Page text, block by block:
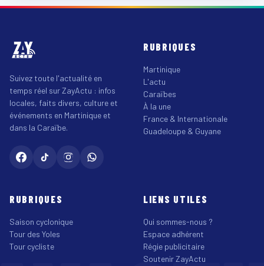
Suivez toute l'actualité en
temps réel sur ZayActu : infos
locales, faits divers, culture et
événements en Martinique et
dans la Caraïbe.
RUBRIQUES
Martinique
L'actu
Caraïbes
À la une
France & Internationale
Guadeloupe & Guyane
RUBRIQUES
Saison cyclonique
Tour des Yoles
Tour cycliste
LIENS UTILES
Qui sommes-nous ?
Espace adhérent
Régie publicitaire
Soutenir ZayActu